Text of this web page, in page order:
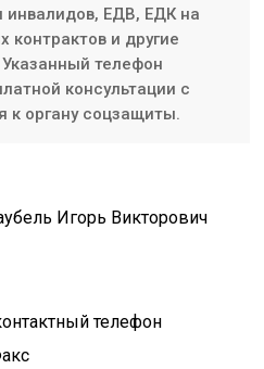
ЕДВ, ЕДК на
контрактов и другие
телефон
консультации с
к органу соцзащиты.
Игорь Викторович
телефон